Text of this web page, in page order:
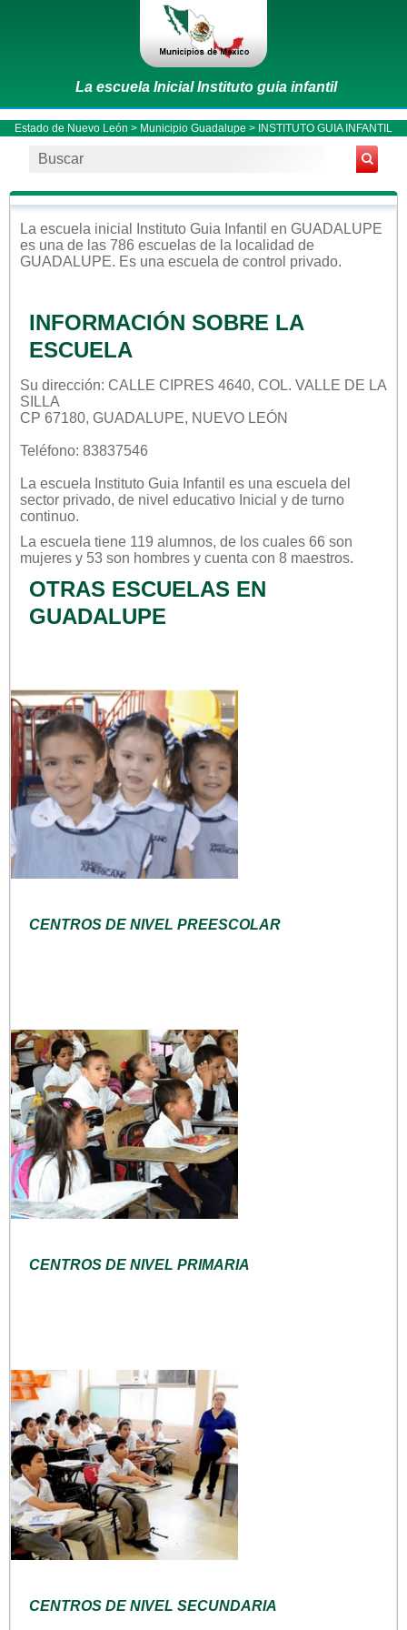
La escuela Inicial Instituto guia infantil
Estado de Nuevo León > Municipio Guadalupe > INSTITUTO GUIA INFANTIL
La escuela inicial Instituto Guia Infantil en GUADALUPE
es una de las 786 escuelas de la localidad de
GUADALUPE. Es una escuela de control privado.
INFORMACIÓN SOBRE LA
ESCUELA
Su dirección: CALLE CIPRES 4640, COL. VALLE DE LA
SILLA
CP 67180, GUADALUPE, NUEVO LEÓN
Teléfono: 83837546
La escuela Instituto Guia Infantil es una escuela del
sector privado, de nivel educativo Inicial y de turno
continuo.
La escuela tiene 119 alumnos, de los cuales 66 son
mujeres y 53 son hombres y cuenta con 8 maestros.
OTRAS ESCUELAS EN
GUADALUPE
CENTROS DE NIVEL PREESCOLAR
CENTROS DE NIVEL PRIMARIA
CENTROS DE NIVEL SECUNDARIA